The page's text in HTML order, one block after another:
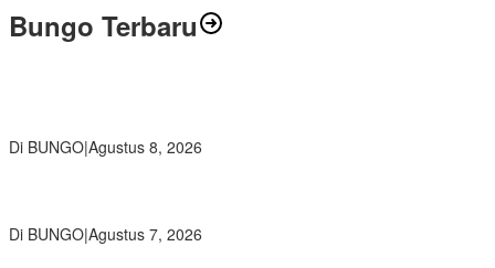
Bungo Terbaru
Di BUNGO|Agustus 8, 2026
Di BUNGO|Agustus 7, 2026